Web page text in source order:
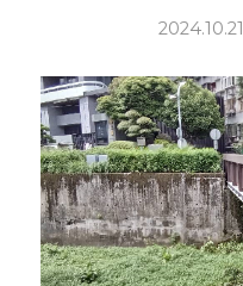
2024.10.21